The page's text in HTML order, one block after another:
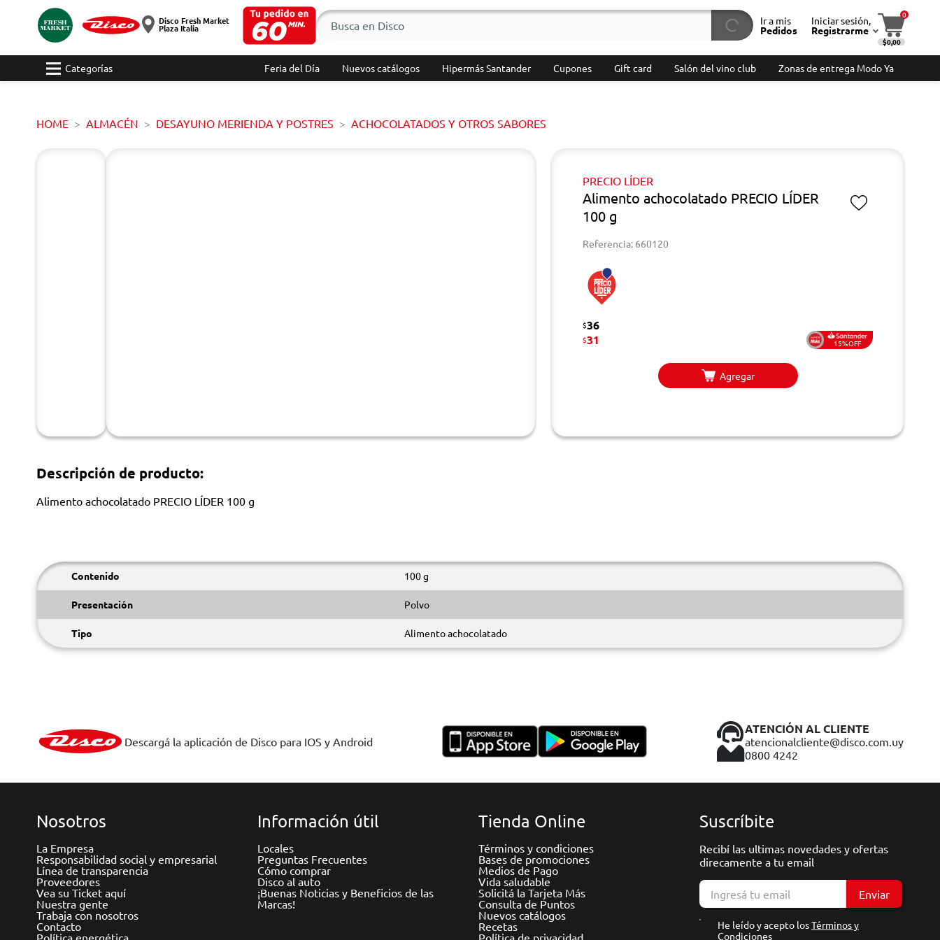
Disco Fresh Market
Plaza Italia
Ir a mis
Pedidos
Iniciar sesión,
Registrarme
0
$0,00
Categorías Feria del Día Nuevos catálogos Hipermás Santander Cupones Gift card Salón del vino club Zonas de entrega Modo Ya
HOME ALMACÉN DESAYUNO MERIENDA Y POSTRES ACHOCOLATADOS Y OTROS SABORES
PRECIO LÍDER
Alimento achocolatado PRECIO LÍDER
100 g
Referencia: 660120
$36
$31 15%OFF
Agregar
Descripción de producto:
Alimento achocolatado PRECIO LÍDER 100 g
Contenido 100 g
Presentación Polvo
Tipo Alimento achocolatado
Descargá la aplicación de Disco para IOS y Android
ATENCIÓN AL CLIENTE
atencionalcliente@disco.com.uy
0800 4242
Nosotros
La Empresa
Responsabilidad social y empresarial
Línea de transparencia
Proveedores
Vea su Ticket aquí
Nuestra gente
Trabaja con nosotros
Contacto
Política energética
Información útil
Locales
Preguntas Frecuentes
Cómo comprar
Disco al auto
¡Buenas Noticias y Beneficios de las
Marcas!
Tienda Online
Términos y condiciones
Bases de promociones
Medios de Pago
Vida saludable
Solicitá la Tarjeta Más
Consulta de Puntos
Nuevos catálogos
Recetas
Política de privacidad
Suscríbite
Recibí las ultimas novedades y ofertas
direcamente a tu email
Enviar
He leído y acepto losTérminos y
Condiciones